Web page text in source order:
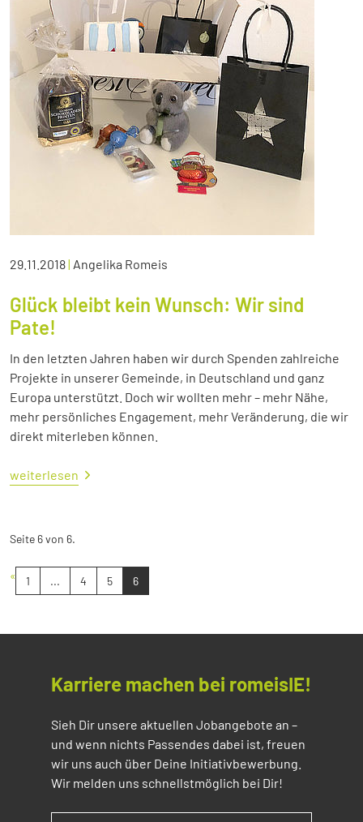
29.11.2018| Angelika Romeis
Glück bleibt kein Wunsch: Wir sind
Pate!
In den letzten Jahren haben wir durch Spenden zahlreiche
Projekte in unserer Gemeinde, in Deutschland und ganz
Europa unterstützt. Doch wir wollten mehr – mehr Nähe,
mehr persönliches Engagement, mehr Veränderung, die wir
direkt miterleben können.
weiterlesen
Seite 6 von 6.
« 1 ... 4 5 6
Karriere machen bei romeisIE!
Sieh Dir unsere aktuellen Jobangebote an –
und wenn nichts Passendes dabei ist, freuen
wir uns auch über Deine Initiativbewerbung.
Wir melden uns schnellstmöglich bei Dir!